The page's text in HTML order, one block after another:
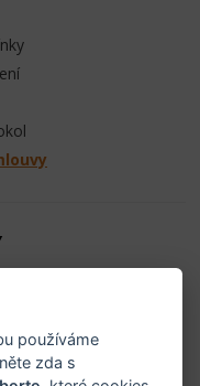
používáme
zda s